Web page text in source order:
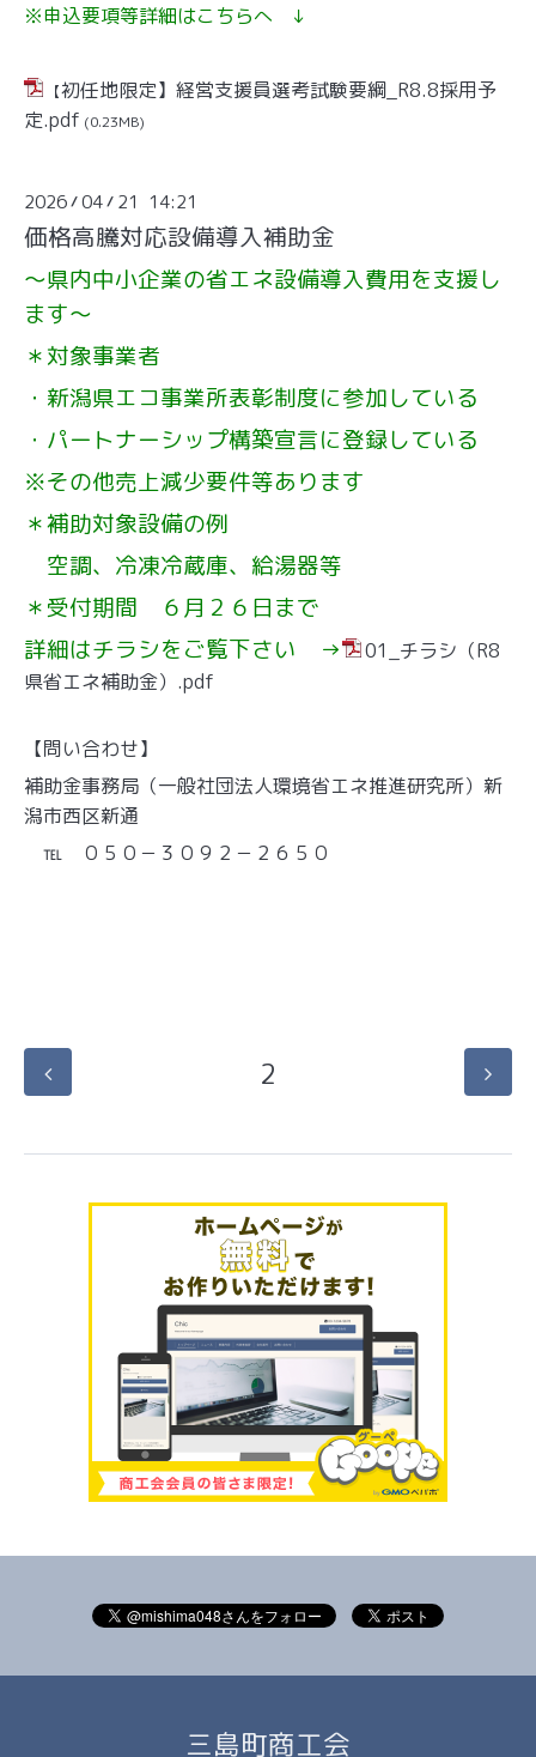
※申込要項等詳細はこちらへ ↓
【初任地限定】経営支援員選考試験要綱_R8.8採用予
定.pdf (0.23MB)
2026/04/ 21 14:21
価格高騰対応設備導入補助金
～県内中小企業の省エネ設備導入費用を支援し
ます～
＊対象事業者
・新潟県エコ事業所表彰制度に参加している
・パートナーシップ構築宣言に登録している
※その他売上減少要件等あります
＊補助対象設備の例
空調、冷凍冷蔵庫、給湯器等
＊受付期間 ６月２６日まで
詳細はチラシをご覧下さい →
01_チラシ（R8
県省エネ補助金）.pdf
【問い合わせ】
補助金事務局（一般社団法人環境省エネ推進研究所）新
潟市西区新通
℡ ０５０－３０９２－２６５０
2
三島町商工会